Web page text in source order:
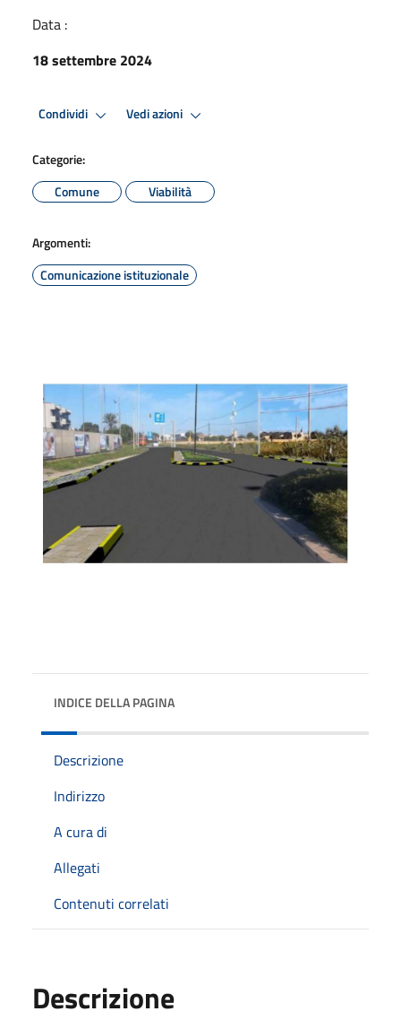
Data :
18 settembre 2024
Condividi Vedi azioni
Categorie:
Comune
Viabilità
Argomenti:
Comunicazione istituzionale
INDICE DELLA PAGINA
Descrizione
Indirizzo
A cura di
Allegati
Contenuti correlati
Descrizione